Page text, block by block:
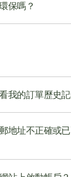
保嗎？
我的訂單歷史記
地址不正確或